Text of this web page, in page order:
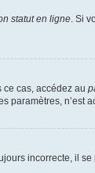
statut en ligne. Si
ce cas, accédez au
incorrecte, il